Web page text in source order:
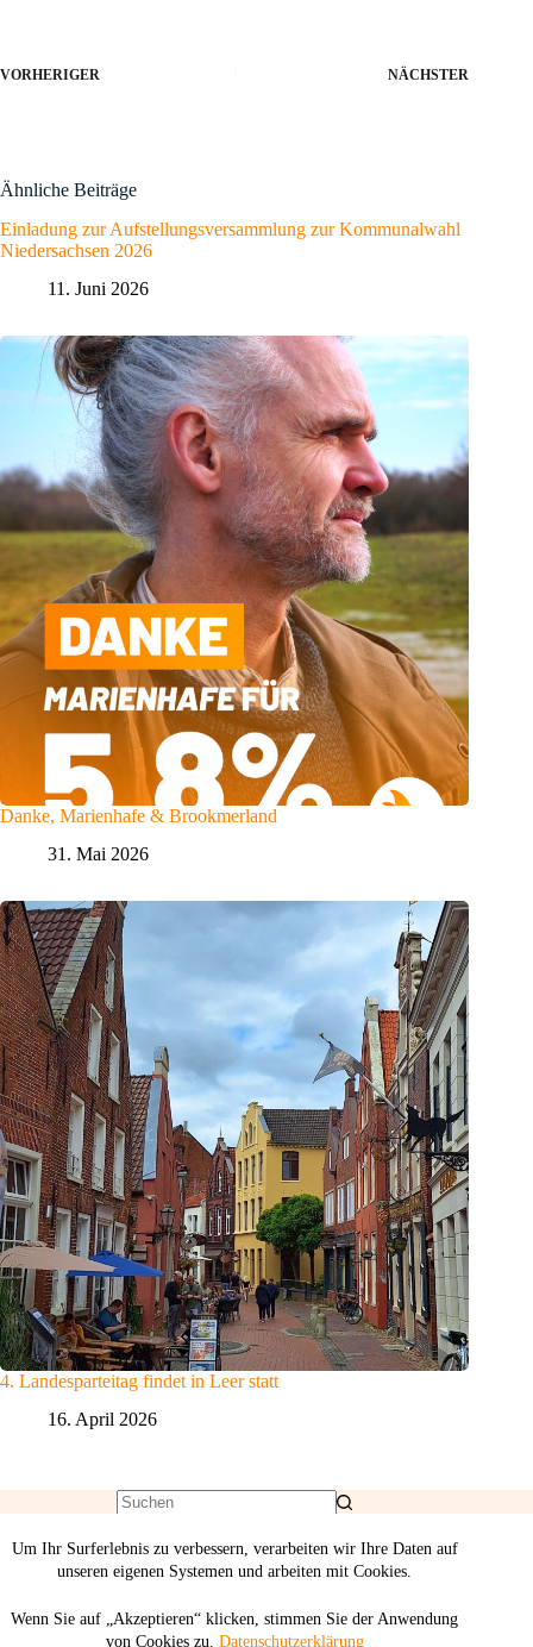
Um Ihr Surferlebnis zu verbessern, verarbeiten wir Ihre Daten auf
unseren eigenen Systemen und arbeiten mit Cookies.
Wenn Sie auf „Akzeptieren“ klicken, stimmen Sie der Anwendung
von Cookies zu. Datenschutzerklärung
VORHERIGER NÄCHSTER
Ähnliche Beiträge
Einladung zur Aufstellungsversammlung zur Kommunalwahl
Niedersachsen 2026
11. Juni 2026
Danke, Marienhafe & Brookmerland
31. Mai 2026
4. Landesparteitag findet in Leer statt
16. April 2026